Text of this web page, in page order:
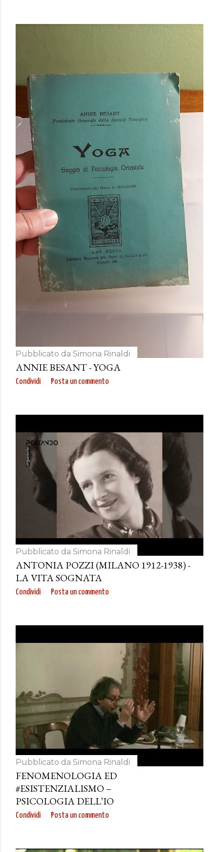
Pubblicato da Simona Rinaldi
ANNIE BESANT - YOGA
Condividi Posta un commento
Pubblicato da Simona Rinaldi
ANTONIA POZZI (MILANO 1912-1938) -
LA VITA SOGNATA
Condividi Posta un commento
Pubblicato da Simona Rinaldi
FENOMENOLOGIA ED
#ESISTENZIALISMO –
PSICOLOGIA DELL’IO
Condividi Posta un commento